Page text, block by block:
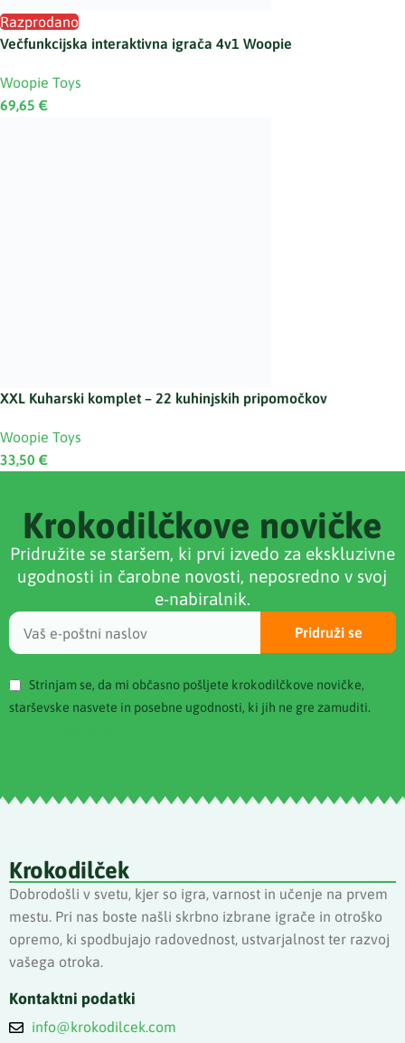
Razprodano
Večfunkcijska interaktivna igrača 4v1 Woopie
Woopie Toys
69,65 €
XXL Kuharski komplet – 22 kuhinjskih pripomočkov
Woopie Toys
33,50 €
Krokodilčkove novičke
Pridružite se staršem, ki prvi izvedo za ekskluzivne
ugodnosti in čarobne novosti, neposredno v svoj
e-nabiralnik.
Strinjam se, da mi občasno pošljete krokodilčkove novičke,
starševske nasvete in posebne ugodnosti, ki jih ne gre zamuditi.
Pridruži se
Krokodilček
Dobrodošli v svetu, kjer so igra, varnost in učenje na prvem
mestu. Pri nas boste našli skrbno izbrane igrače in otroško
opremo, ki spodbujajo radovednost, ustvarjalnost ter razvoj
vašega otroka.
Kontaktni podatki
info@krokodilcek.com